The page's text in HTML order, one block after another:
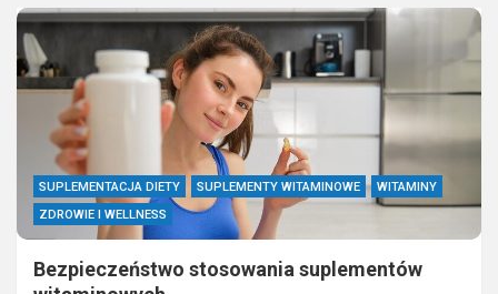
SUPLEMENTACJA DIETY SUPLEMENTY WITAMINOWE
WITAMINY
ZDROWIE I WELLNESS
Bezpieczeństwo stosowania suplementów